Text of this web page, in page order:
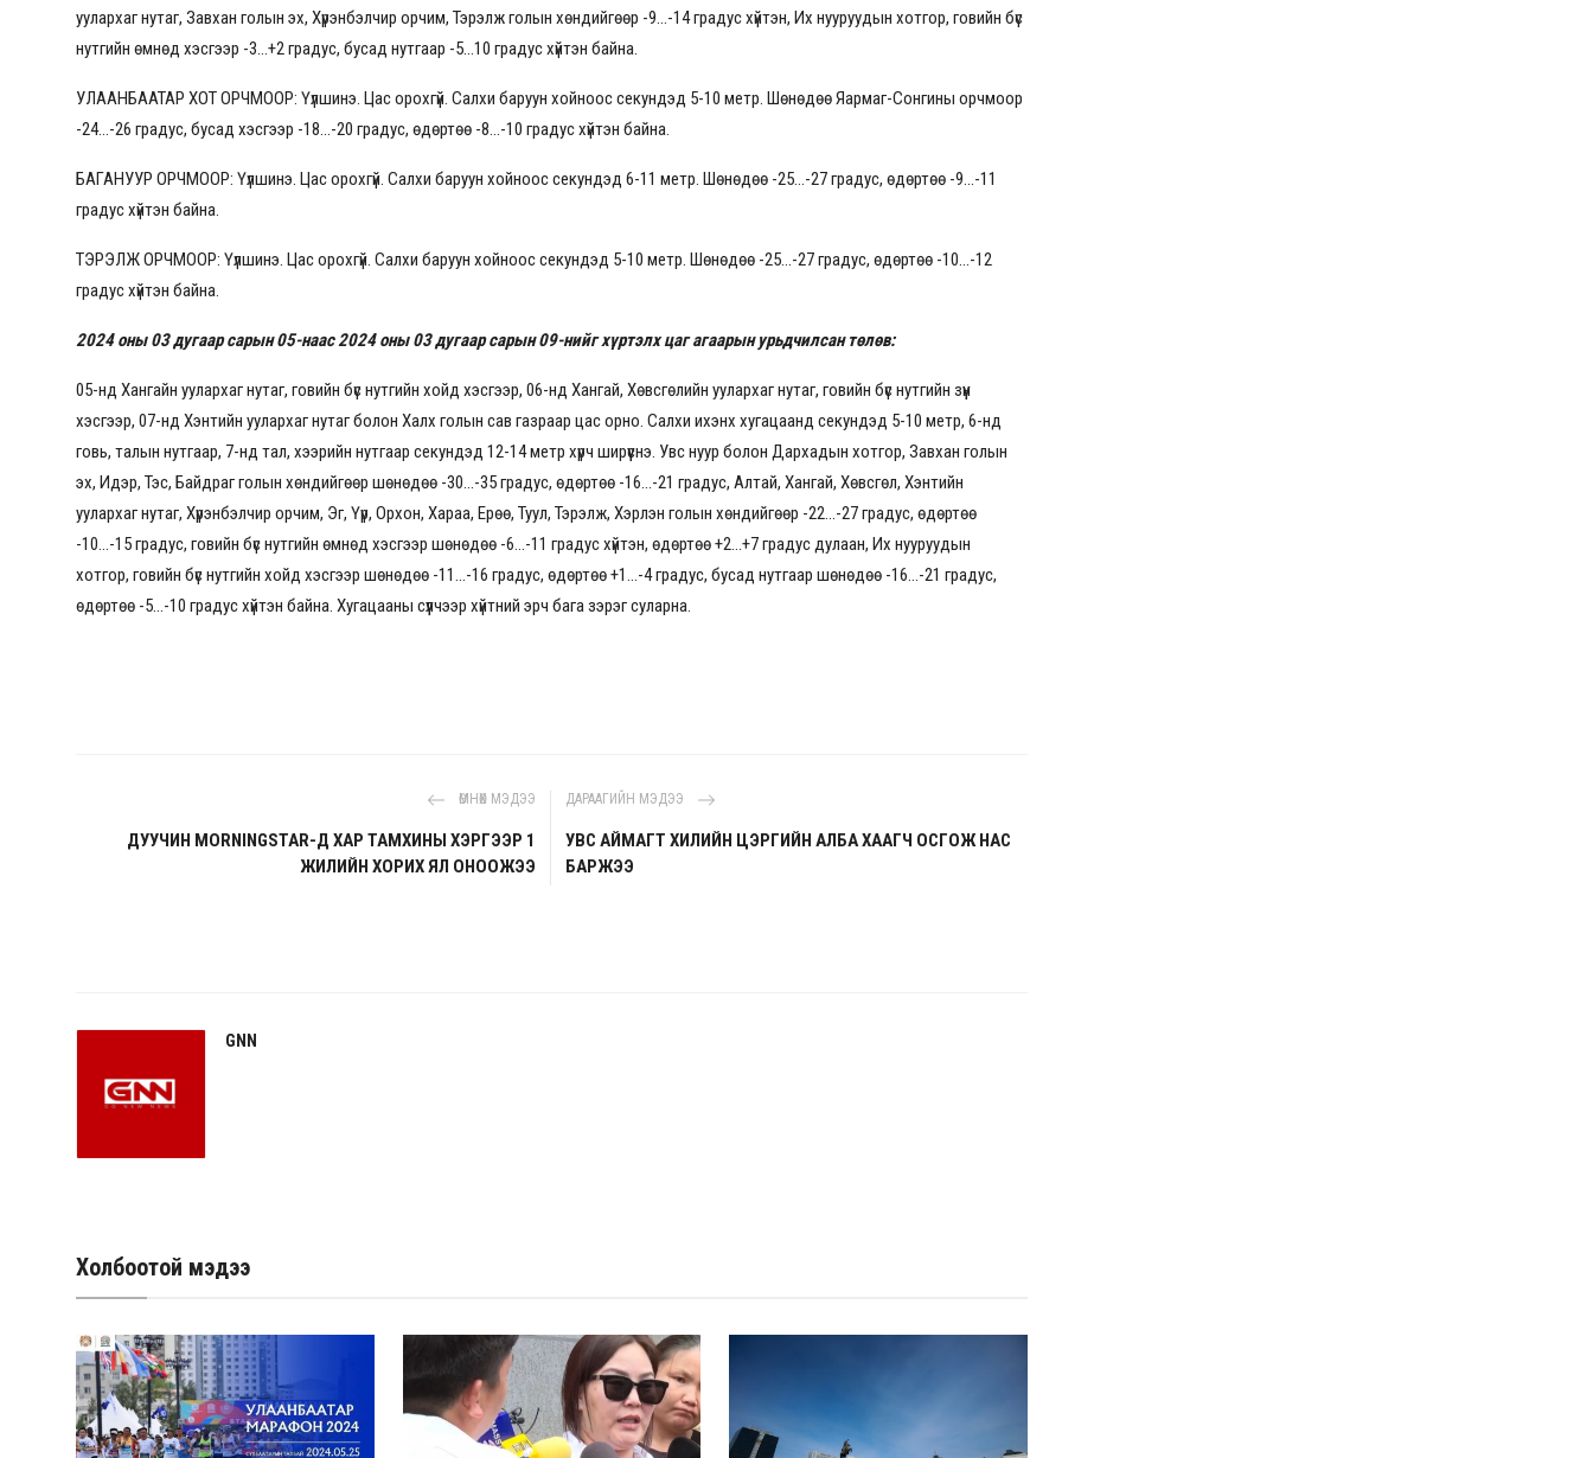
уулархаг нутаг, Завхан голын эх, Хүрэнбэлчир орчим, Тэрэлж голын хөндийгөөр -9...-14 градус хүйтэн, Их нууруудын хотгор, говийн бүс
нутгийн өмнөд хэсгээр -3...+2 градус, бусад нутгаар -5...10 градус хүйтэн байна.
УЛААНБААТАР ХОТ ОРЧМООР: Үүлшинэ. Цас орохгүй. Салхи баруун хойноос секундэд 5-10 метр. Шөнөдөө Яармаг-Сонгины орчмоор
-24...-26 градус, бусад хэсгээр -18...-20 градус, өдөртөө -8...-10 градус хүйтэн байна.
БАГАНУУР ОРЧМООР: Үүлшинэ. Цас орохгүй. Салхи баруун хойноос секундэд 6-11 метр. Шөнөдөө -25...-27 градус, өдөртөө -9...-11
градус хүйтэн байна.
ТЭРЭЛЖ ОРЧМООР: Үүлшинэ. Цас орохгүй. Салхи баруун хойноос секундэд 5-10 метр. Шөнөдөө -25...-27 градус, өдөртөө -10...-12
градус хүйтэн байна.
2024 оны 03 дугаар сарын 05-наас 2024 оны 03 дугаар сарын 09-нийг хүртэлх цаг агаарын урьдчилсан төлөв:
05-нд Хангайн уулархаг нутаг, говийн бүс нутгийн хойд хэсгээр, 06-нд Хангай, Хөвсгөлийн уулархаг нутаг, говийн бүс нутгийн зүүн
хэсгээр, 07-нд Хэнтийн уулархаг нутаг болон Халх голын сав газраар цас орно. Салхи ихэнх хугацаанд секундэд 5-10 метр, 6-нд
говь, талын нутгаар, 7-нд тал, хээрийн нутгаар секундэд 12-14 метр хүрч ширүүснэ. Увс нуур болон Дархадын хотгор, Завхан голын
эх, Идэр, Тэс, Байдраг голын хөндийгөөр шөнөдөө -30...-35 градус, өдөртөө -16...-21 градус, Алтай, Хангай, Хөвсгөл, Хэнтийн
уулархаг нутаг, Хүрэнбэлчир орчим, Эг, Үүр, Орхон, Хараа, Ерөө, Туул, Тэрэлж, Хэрлэн голын хөндийгөөр -22...-27 градус, өдөртөө
-10...-15 градус, говийн бүс нутгийн өмнөд хэсгээр шөнөдөө -6...-11 градус хүйтэн, өдөртөө +2...+7 градус дулаан, Их нууруудын
хотгор, говийн бүс нутгийн хойд хэсгээр шөнөдөө -11...-16 градус, өдөртөө +1...-4 градус, бусад нутгаар шөнөдөө -16...-21 градус,
өдөртөө -5...-10 градус хүйтэн байна. Хугацааны сүүлчээр хүйтний эрч бага зэрэг суларна.
ӨМНӨХ МЭДЭЭ
ДУУЧИН MORNINGSTAR-Д ХАР ТАМХИНЫ ХЭРГЭЭР 1
ЖИЛИЙН ХОРИХ ЯЛ ОНООЖЭЭ
ДАРААГИЙН МЭДЭЭ
УВС АЙМАГТ ХИЛИЙН ЦЭРГИЙН АЛБА ХААГЧ ОСГОЖ НАС
БАРЖЭЭ
GNN
Холбоотой мэдээ